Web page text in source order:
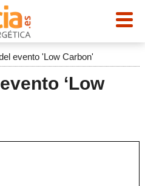
evento 'Low Carbon'
‘Low